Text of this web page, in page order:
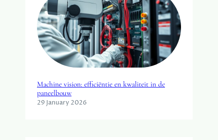
Machine vision: efficiëntie en kwaliteit in de
paneelbouw
29 January 2026